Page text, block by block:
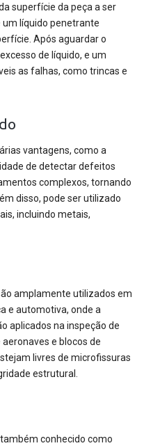
superfície da peça a ser
um líquido penetrante
Após aguardar o
de líquido, e um
as falhas, como trincas e
vantagens, como a
de detectar defeitos
complexos, tornando
disso, pode ser utilizado
incluindo metais,
amplamente utilizados em
e automotiva, onde a
aplicados na inspeção de
e blocos de
livres de microfissuras
estrutural.
conhecido como